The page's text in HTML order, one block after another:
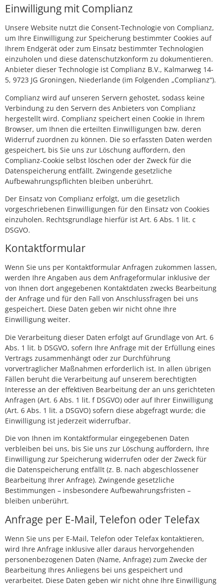
Einwilligung mit Complianz
Unsere Website nutzt die Consent-Technologie von Complianz,
um Ihre Einwilligung zur Speicherung bestimmter Cookies auf
Ihrem Endgerät oder zum Einsatz bestimmter Technologien
einzuholen und diese datenschutzkonform zu dokumentieren.
Anbieter dieser Technologie ist Complianz B.V., Kalmarweg 14-
5, 9723 JG Groningen, Niederlande (im Folgenden „Complianz“).
Complianz wird auf unseren Servern gehostet, sodass keine
Verbindung zu den Servern des Anbieters von Complianz
hergestellt wird. Complianz speichert einen Cookie in Ihrem
Browser, um Ihnen die erteilten Einwilligungen bzw. deren
Widerruf zuordnen zu können. Die so erfassten Daten werden
gespeichert, bis Sie uns zur Löschung auffordern, den
Complianz-Cookie selbst löschen oder der Zweck für die
Datenspeicherung entfällt. Zwingende gesetzliche
Aufbewahrungspflichten bleiben unberührt.
Der Einsatz von Complianz erfolgt, um die gesetzlich
vorgeschriebenen Einwilligungen für den Einsatz von Cookies
einzuholen. Rechtsgrundlage hierfür ist Art. 6 Abs. 1 lit. c
DSGVO.
Kontaktformular
Wenn Sie uns per Kontaktformular Anfragen zukommen lassen,
werden Ihre Angaben aus dem Anfrageformular inklusive der
von Ihnen dort angegebenen Kontaktdaten zwecks Bearbeitung
der Anfrage und für den Fall von Anschlussfragen bei uns
gespeichert. Diese Daten geben wir nicht ohne Ihre
Einwilligung weiter.
Die Verarbeitung dieser Daten erfolgt auf Grundlage von Art. 6
Abs. 1 lit. b DSGVO, sofern Ihre Anfrage mit der Erfüllung eines
Vertrags zusammenhängt oder zur Durchführung
vorvertraglicher Maßnahmen erforderlich ist. In allen übrigen
Fällen beruht die Verarbeitung auf unserem berechtigten
Interesse an der effektiven Bearbeitung der an uns gerichteten
Anfragen (Art. 6 Abs. 1 lit. f DSGVO) oder auf Ihrer Einwilligung
(Art. 6 Abs. 1 lit. a DSGVO) sofern diese abgefragt wurde; die
Einwilligung ist jederzeit widerrufbar.
Die von Ihnen im Kontaktformular eingegebenen Daten
verbleiben bei uns, bis Sie uns zur Löschung auffordern, Ihre
Einwilligung zur Speicherung widerrufen oder der Zweck für
die Datenspeicherung entfällt (z. B. nach abgeschlossener
Bearbeitung Ihrer Anfrage). Zwingende gesetzliche
Bestimmungen – insbesondere Aufbewahrungsfristen –
bleiben unberührt.
Anfrage per E-Mail, Telefon oder Telefax
Wenn Sie uns per E-Mail, Telefon oder Telefax kontaktieren,
wird Ihre Anfrage inklusive aller daraus hervorgehenden
personenbezogenen Daten (Name, Anfrage) zum Zwecke der
Bearbeitung Ihres Anliegens bei uns gespeichert und
verarbeitet. Diese Daten geben wir nicht ohne Ihre Einwilligung